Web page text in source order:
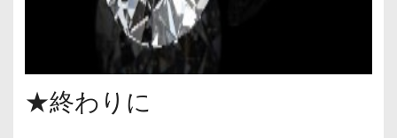
★終わりに